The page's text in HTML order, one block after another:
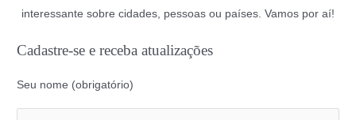
interessante sobre cidades, pessoas ou países. Vamos por aí!
Cadastre-se e receba atualizações
Seu nome (obrigatório)